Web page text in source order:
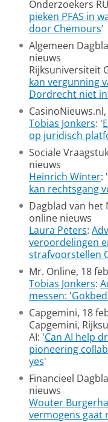
Onderzoekers
pieken PFAS in
door Chemours'
Algemeen
nieuws
Rijksuniversiteit
kan vergunning
Dordrecht niet
Tobias Jonkers: '
op juridisch
Sociale
nieuws
Heinrich Winter: '
kan rechtsgang
Dagblad van het
online nieuws
Laura Peters:
veroordelingen
strafvoorstellen
Mr. Online, 18
Tobias Jonkers:
messen:
Capgemini, 18
Capgemini,
AI: 'Can AI help
pioneering
yes'
Financieel
nieuws
Wouter
vermogens gaat